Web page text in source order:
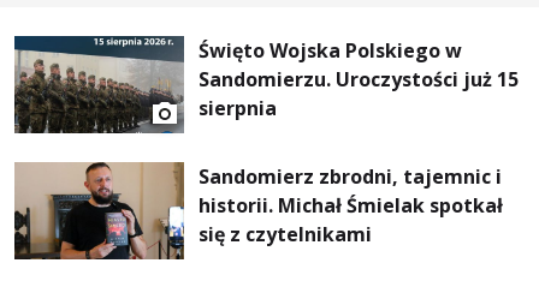
Święto Wojska Polskiego w
Sandomierzu. Uroczystości już 15
sierpnia
Sandomierz zbrodni, tajemnic i
historii. Michał Śmielak spotkał
się z czytelnikami